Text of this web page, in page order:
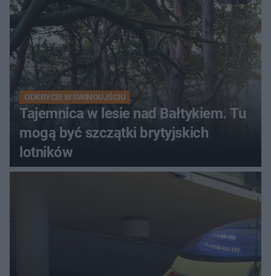
ODKRYCIE W ŚWINOUJŚCIU
Tajemnica w lesie nad Bałtykiem. Tu
mogą być szczątki brytyjskich
lotników